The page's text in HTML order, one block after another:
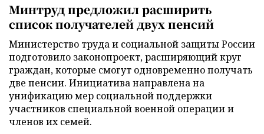
Минтруд предложил расширить
список получателей двух пенсий
Министерство труда и социальной защиты России
подготовило законопроект, расширяющий круг
граждан, которые смогут одновременно получать
две пенсии. Инициатива направлена на
унификацию мер социальной поддержки
участников специальной военной операции и
членов их семей.